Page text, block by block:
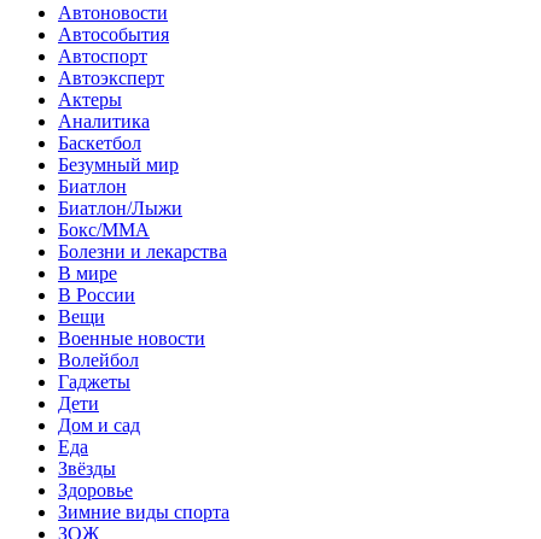
Автоновости
Автособытия
Автоспорт
Автоэксперт
Актеры
Аналитика
Баскетбол
Безумный мир
Биатлон
Биатлон/Лыжи
Бокс/MMA
Болезни и лекарства
В мире
В России
Вещи
Военные новости
Волейбол
Гаджеты
Дети
Дом и сад
Еда
Звёзды
Здоровье
Зимние виды спорта
ЗОЖ